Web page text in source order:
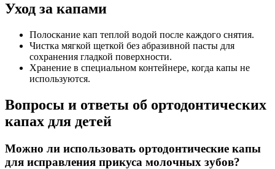
Уход за капами
Полоскание кап теплой водой после каждого снятия.
Чистка мягкой щеткой без абразивной пасты для
сохранения гладкой поверхности.
Хранение в специальном контейнере, когда капы не
используются.
Вопросы и ответы об ортодонтических
капах для детей
Можно ли использовать ортодонтические капы
для исправления прикуса молочных зубов?